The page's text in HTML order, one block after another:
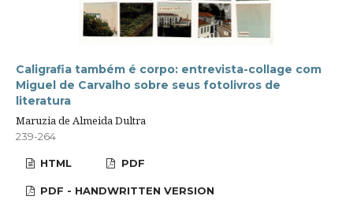
Caligrafia também é corpo: entrevista-collage com
Miguel de Carvalho sobre seus fotolivros de
literatura
Maruzia de Almeida Dultra
239-264
HTML PDF
PDF - HANDWRITTEN VERSION